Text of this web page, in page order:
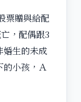
票贈與給配
，配偶跟3
婚生的未成
小孩，Ａ